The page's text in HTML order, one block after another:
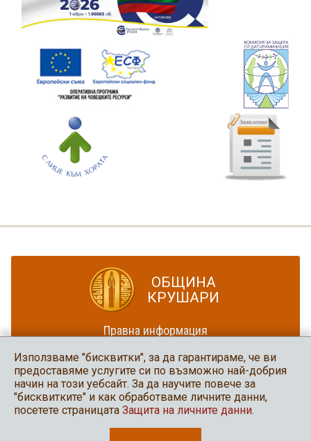
ОБЩИНА
КРУШАРИ
Правна информация
Карта на сайта
Община Крушари
в социалните мрежи
Използваме "бисквитки", за да гарантираме, че ви
предоставяме услугите си по възможно най-добрия
начин на този уебсайт. За да научите повече за
"бисквитките" и как обработваме личните данни,
посетете страницата Защита на личните данни.